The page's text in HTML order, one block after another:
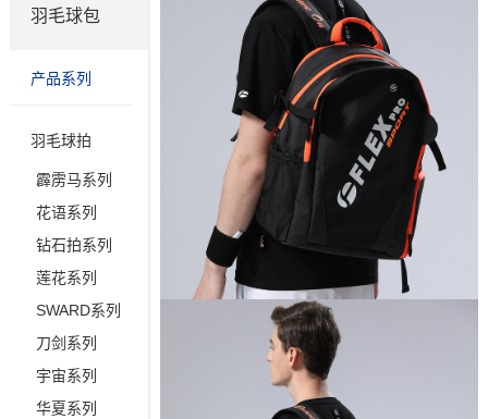
羽毛球包
产品系列
羽毛球拍
霹雳马系列
花语系列
钻石拍系列
莲花系列
SWARD系列
刀剑系列
宇宙系列
华夏系列